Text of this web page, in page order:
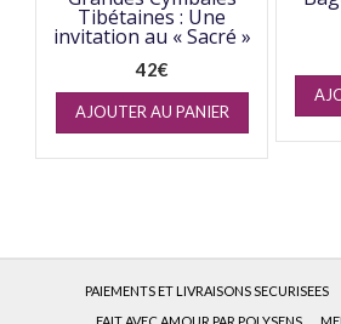
Tibétaines : Une
invitation au « Sacré »
42€
AJOUTER AU PANIER
PAIEMENTS ET LIVRAISONS SECURISEES